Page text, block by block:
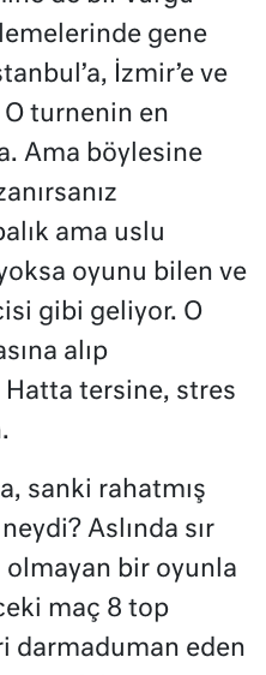
gene
İzmir’e ve
O turnenin en
Ama böylesine
ama uslu
oyunu bilen ve
gibi geliyor. O
alıp
Hatta tersine, stres
sanki rahatmış
Aslında sır
bir oyunla
maç 8 top
darmaduman eden